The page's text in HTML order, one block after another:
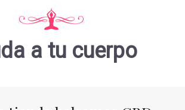
a tu cuerpo